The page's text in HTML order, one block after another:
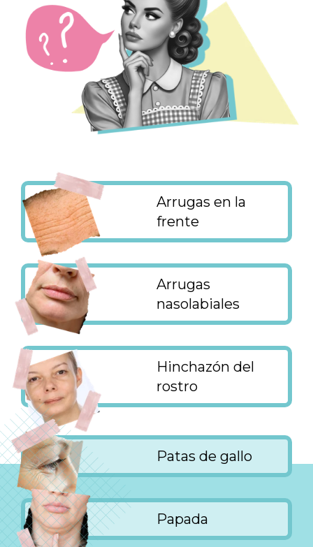
Arrugas en la
frente
Arrugas
nasolabiales
Hinchazón del
rostro
Patas de gallo
Papada